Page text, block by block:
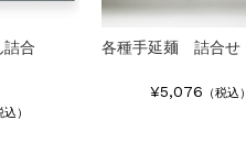
詰合
込）
各種手延麺 詰合せ
¥5,076 （税込）